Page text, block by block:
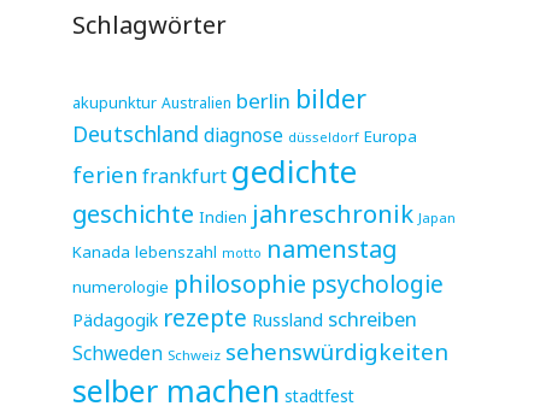
Schlagwörter
akupunktur Australien berlin bilder
Deutschland diagnose düsseldorf Europa
ferien frankfurt gedichte
geschichte Indien jahreschronik Japan
Kanada lebenszahl motto namenstag
numerologie philosophie psychologie
Pädagogik rezepte Russland schreiben
Schweden Schweiz sehenswürdigkeiten
selber machen stadtfest